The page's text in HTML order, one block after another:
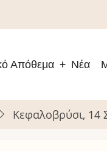
Απόθεμα Νέα
Κεφαλοβρύσι, 14